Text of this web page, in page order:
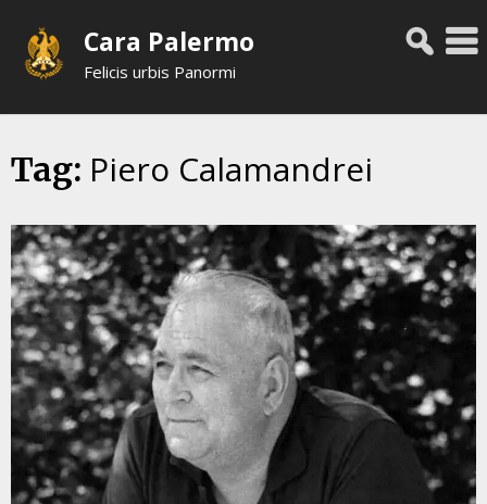
content
Cara Palermo
Felicis urbis Panormi
Tag: Piero Calamandrei